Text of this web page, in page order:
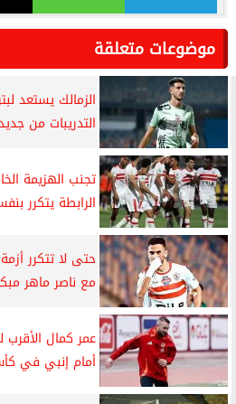
موضوعات متعلقة
الزمالك يستعد
التدريبات من
تجنب الهزيمة
الرابطة يتكرر
حتى لا تتكرر
مع ناصر ماهر
عمر كمال الأقرب
أمام إنبي في